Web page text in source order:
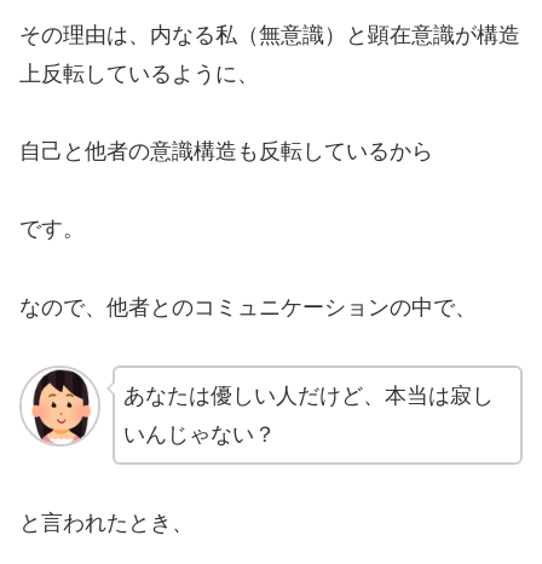
その理由は、内なる私（無意識）と顕在意識が構造
上反転しているように、
自己と他者の意識構造も反転しているから
です。
なので、他者とのコミュニケーションの中で、
あなたは優しい人だけど、本当は寂し
いんじゃない？
と言われたとき、